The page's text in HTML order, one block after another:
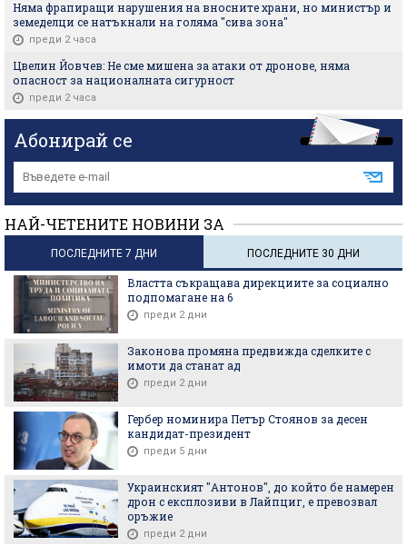
Няма фрапиращи нарушения на вносните храни, но министър и
земеделци се натъкнали на голяма "сива зона"
преди 2 часа
Цвелин Йовчев: Не сме мишена за атаки от дронове, няма
опасност за националната сигурност
преди 2 часа
Абонирай се
НАЙ-ЧЕТЕНИТЕ НОВИНИ ЗА
ПОСЛЕДНИТЕ 7 ДНИ ПОСЛЕДНИТЕ 30 ДНИ
Властта съкращава дирекциите за социално
подпомагане на 6
преди 2 дни
Законова промяна предвижда сделките с
имоти да станат ад
преди 2 дни
Гербер номинира Петър Стоянов за десен
кандидат-президент
преди 5 дни
Украинският "Антонов", до който бе намерен
дрон с експлозиви в Лайпциг, е превозвал
оръжие
преди 2 дни